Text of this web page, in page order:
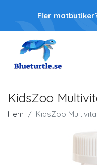
Fler
KidsZoo
Hem KidsZoo